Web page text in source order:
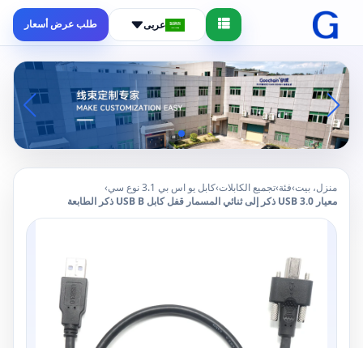
عربى طلب عرض أسعار
منزل، بيت›فئة›تجميع الكابلات›كابل يو اس بي 3.1 نوع سي
›
معيار USB 3.0 ذكر إلى ثنائي المسمار قفل كابل USB B ذكر الطابعة